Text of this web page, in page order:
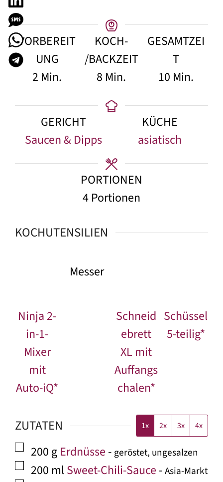
VORBEREIT
UNG
2 Minuten
Min.
KOCH-
/BACKZEIT
8 Minuten
Min.
GESAMTZEI
T
10Minuten
Min.
GERICHT
Saucen & Dipps
KÜCHE
asiatisch
PORTIONEN
4 Portionen
KOCHUTENSILIEN
Ninja 2-
in-1-
Mixer
mit
Auto-iQ*
Messer
Schneid
ebrett
XL mit
Auffangs
chalen*
Schüssel
5-teilig*
ZUTATEN 1x 2x 3x 4x
▢
200 g Erdnüsse - geröstet, ungesalzen
▢
200 mlSweet-Chili-Sauce -Asia-Markt